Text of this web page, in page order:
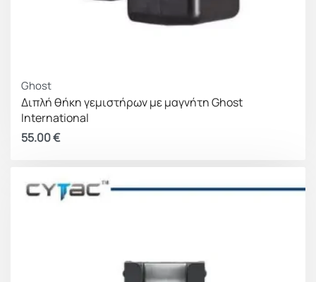
Ghost
Διπλή θήκη γεμιστήρων με μαγνήτη Ghost
International
55.00€